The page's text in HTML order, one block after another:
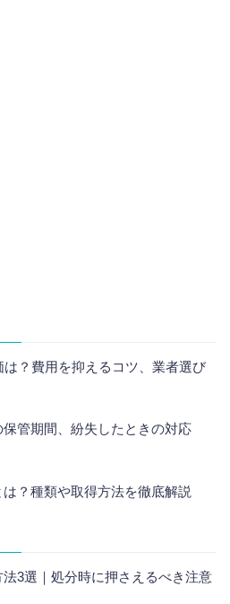
？費用を抑えるコツ、業者選び
管期間、紛失したときの対応
？種類や取得方法を徹底解説
3選｜処分時に押さえるべき注意